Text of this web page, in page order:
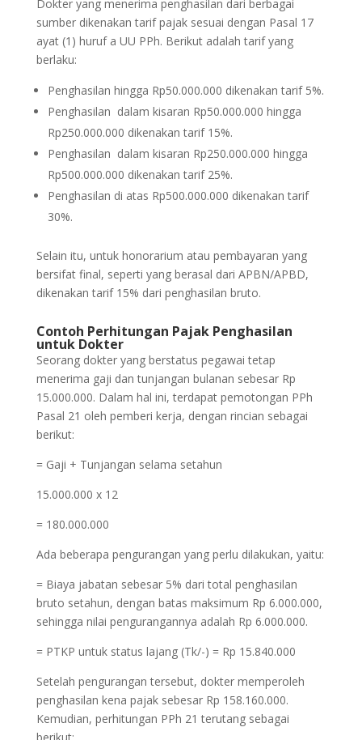
Dokter yang menerima penghasilan dari berbagai
sumber dikenakan tarif pajak sesuai dengan Pasal 17
ayat (1) huruf a UU PPh. Berikut adalah tarif yang
berlaku:
Penghasilan hingga Rp50.000.000 dikenakan tarif 5%.
Penghasilan dalam kisaran Rp50.000.000 hingga
Rp250.000.000 dikenakan tarif 15%.
Penghasilan dalam kisaran Rp250.000.000 hingga
Rp500.000.000 dikenakan tarif 25%.
Penghasilan di atas Rp500.000.000 dikenakan tarif
30%.
Selain itu, untuk honorarium atau pembayaran yang
bersifat final, seperti yang berasal dari APBN/APBD,
dikenakan tarif 15% dari penghasilan bruto.
Contoh Perhitungan Pajak Penghasilan
untuk Dokter
Seorang dokter yang berstatus pegawai tetap
menerima gaji dan tunjangan bulanan sebesar Rp
15.000.000. Dalam hal ini, terdapat pemotongan PPh
Pasal 21 oleh pemberi kerja, dengan rincian sebagai
berikut:
= Gaji + Tunjangan selama setahun
15.000.000 x 12
= 180.000.000
Ada beberapa pengurangan yang perlu dilakukan, yaitu:
= Biaya jabatan sebesar 5% dari total penghasilan
bruto setahun, dengan batas maksimum Rp 6.000.000,
sehingga nilai pengurangannya adalah Rp 6.000.000.
= PTKP untuk status lajang (Tk/-) = Rp 15.840.000
Setelah pengurangan tersebut, dokter memperoleh
penghasilan kena pajak sebesar Rp 158.160.000.
Kemudian, perhitungan PPh 21 terutang sebagai
berikut: